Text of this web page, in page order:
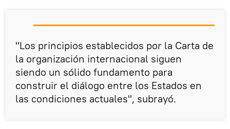
"Los principios establecidos por la Carta de
la organización internacional siguen
siendo un sólido fundamento para
construir el diálogo entre los Estados en
las condiciones actuales", subrayó.